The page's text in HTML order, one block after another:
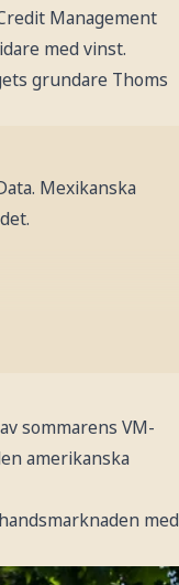
Management
med vinst.
grundare Thoms
Mexikanska
sommarens VM-
amerikanska
med